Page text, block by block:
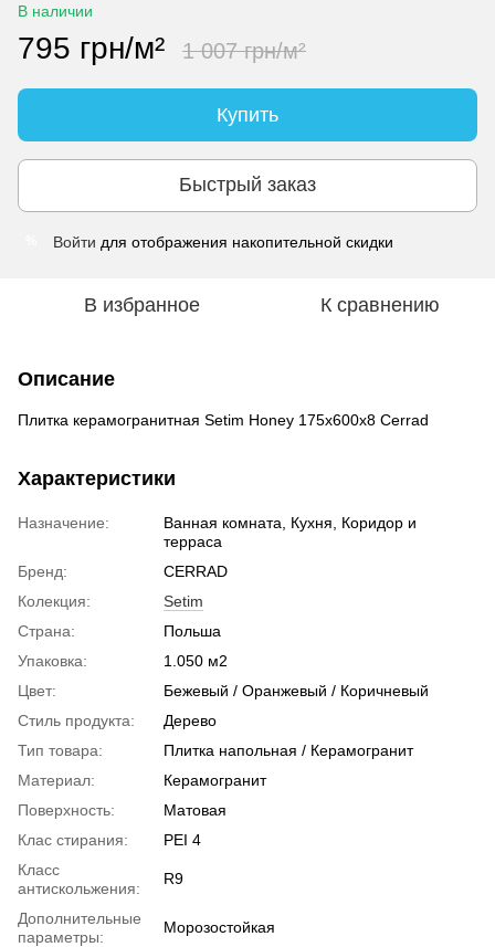
В наличии
795 грн/м² 1 007 грн/м²
Купить
Быстрый заказ
Войти для отображения накопительной скидки
В избранное К сравнению
Описание
Плитка керамогранитная Setim Honey 175x600x8 Cerrad
Характеристики
Назначение:
Ванная комната, Кухня, Коридор и
терраса
Бренд:
CERRAD
Колекция:
Setim
Страна:
Польша
Упаковка:
1.050 м2
Цвет:
Бежевый / Оранжевый / Коричневый
Стиль продукта:
Дерево
Тип товара:
Плитка напольная / Керамогранит
Материал:
Керамогранит
Поверхность:
Матовая
Клас стирания:
PEI 4
Класс
антискольжения:
R9
Дополнительные
параметры:
Морозостойкая